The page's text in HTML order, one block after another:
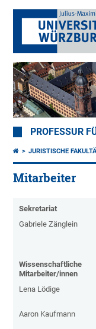
PROFESSUR
JURISTISCHE
Mitarbeiter
Sekretariat
Gabriele Zänglein
Wissenschaftliche
Mitarbeiter/innen
Lena Lödige
Aaron Kaufmann